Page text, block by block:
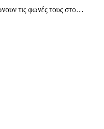
τις φωνές τους στο…